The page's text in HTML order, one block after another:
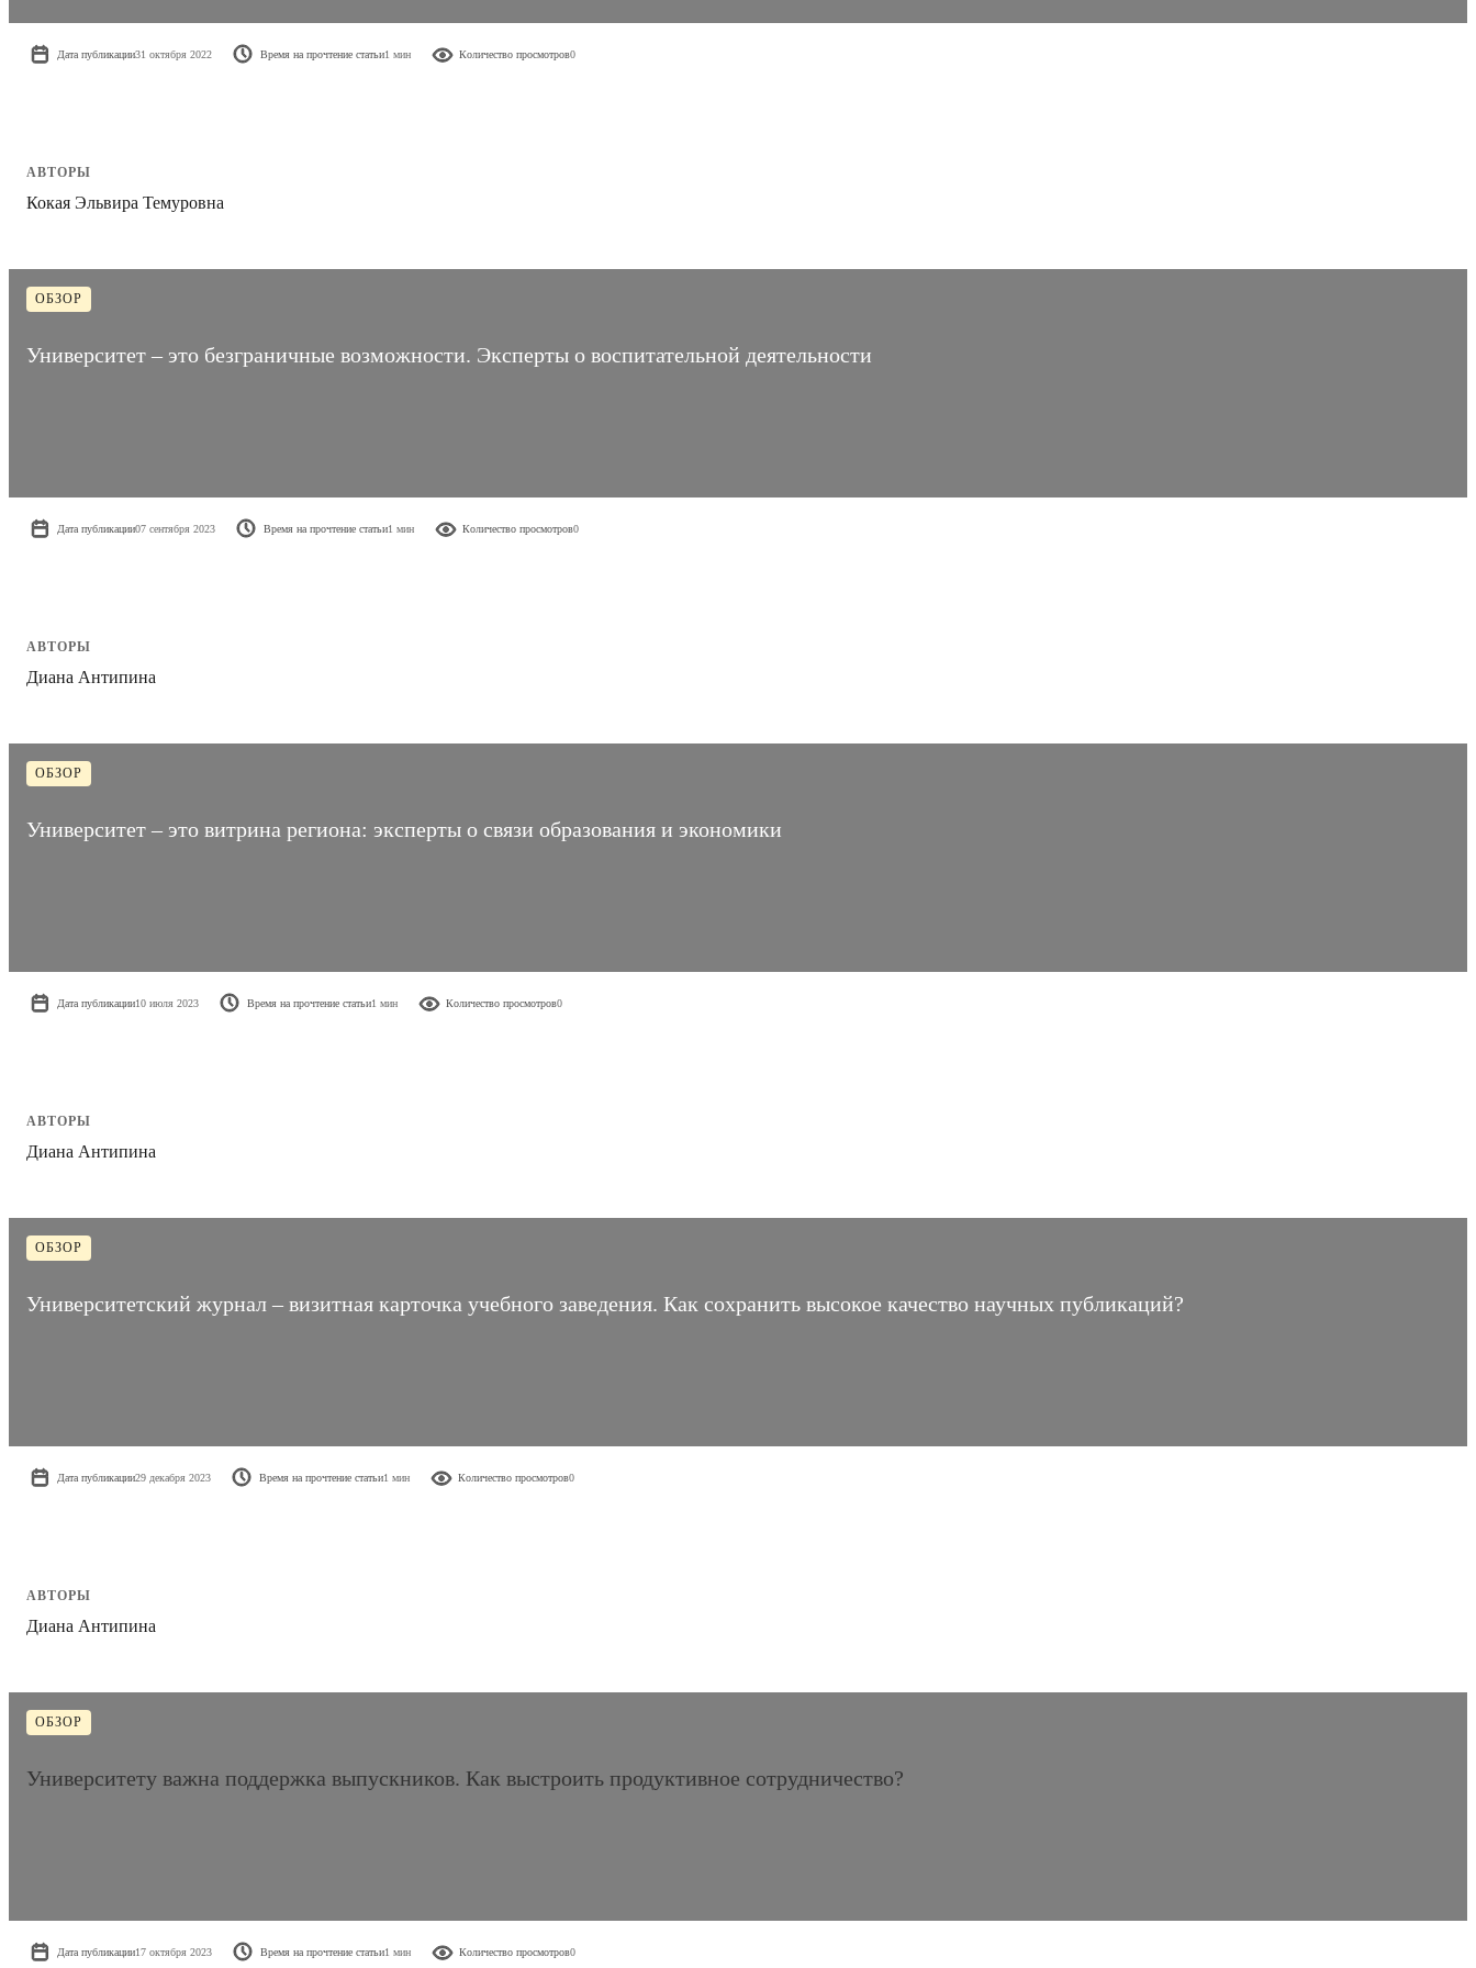
Дата публикации31 октября 2022 Время на прочтение статьи1 мин Количество просмотров0
АВТОРЫ
Кокая Эльвира Темуровна
ОБЗОР
Университет – это безграничные возможности. Эксперты о воспитательной деятельности
Дата публикации07 сентября 2023 Время на прочтение статьи1 мин Количество просмотров0
АВТОРЫ
Диана Антипина
ОБЗОР
Университет – это витрина региона: эксперты о связи образования и экономики
Дата публикации10 июля 2023 Время на прочтение статьи1 мин Количество просмотров0
АВТОРЫ
Диана Антипина
ОБЗОР
Университетский журнал – визитная карточка учебного заведения. Как сохранить высокое качество научных публикаций?
Дата публикации29 декабря 2023 Время на прочтение статьи1 мин Количество просмотров0
АВТОРЫ
Диана Антипина
ОБЗОР
Университету важна поддержка выпускников. Как выстроить продуктивное сотрудничество?
Дата публикации17 октября 2023 Время на прочтение статьи1 мин Количество просмотров0